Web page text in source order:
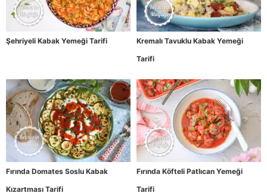
Şehriyeli Kabak Yemeği Tarifi
Kremalı Tavuklu Kabak Yemeği
Tarifi
Fırında Domates Soslu Kabak
Kızartması Tarifi
Fırında Köfteli Patlıcan Yemeği
Tarifi